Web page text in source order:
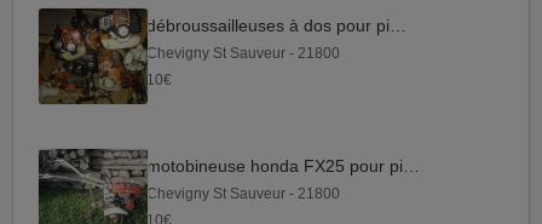
Chevigny St Sauveur - 21800
10€
Chevigny St Sauveur - 21800
10€